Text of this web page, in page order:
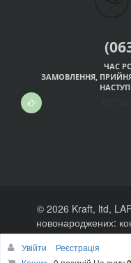
ЧАС
ЗАМОВЛЕННЯ,
© 2026 Kraft, ltd,
новонароджених:
хрестильні,
Увійти
Реєстрація